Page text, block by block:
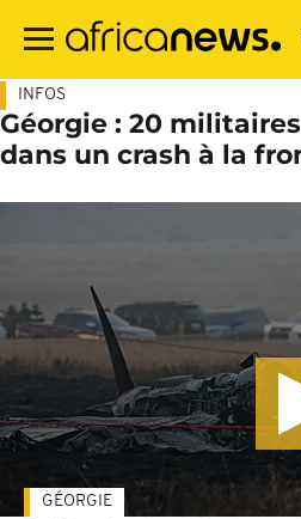
contenu
INFOS
Géorgie : 20
dans un crash à la
GÉORGIE